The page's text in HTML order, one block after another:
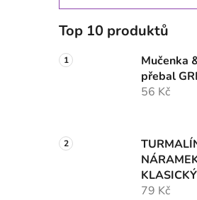
Top 10 produktů
Mučenka
přebal
56 Kč
79 Kč